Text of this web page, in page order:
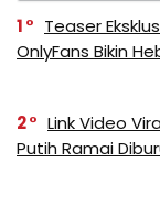
1
Teaser
OnlyFans Bikin
2
Link Video
Putih Ramai